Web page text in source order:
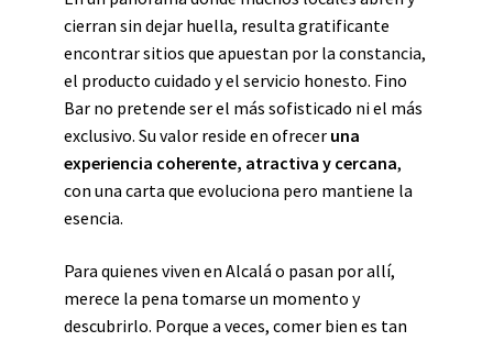
cierran sin dejar huella, resulta gratificante
encontrar sitios que apuestan por la constancia,
el producto cuidado y el servicio honesto. Fino
Bar no pretende ser el más sofisticado ni el más
exclusivo. Su valor reside en ofrecer una
experiencia coherente, atractiva y cercana,
con una carta que evoluciona pero mantiene la
esencia.
Para quienes viven en Alcalá o pasan por allí,
merece la pena tomarse un momento y
descubrirlo. Porque a veces, comer bien es tan